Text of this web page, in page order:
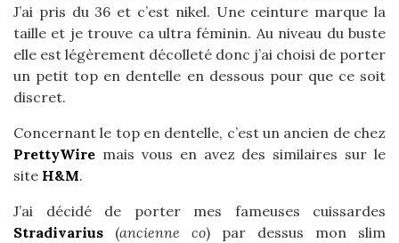
J’ai pris du 36 et c’est nikel. Une ceinture marque la
taille et je trouve ca ultra féminin. Au niveau du buste
elle est légèrement décolleté donc j’ai choisi de porter
un petit top en dentelle en dessous pour que ce soit
discret.
Concernant le top en dentelle, c’est un ancien de chez
PrettyWire mais vous en avez des similaires sur le
site H&M.
J’ai décidé de porter mes fameuses cuissardes
Stradivarius (ancienne co) par dessus mon slim